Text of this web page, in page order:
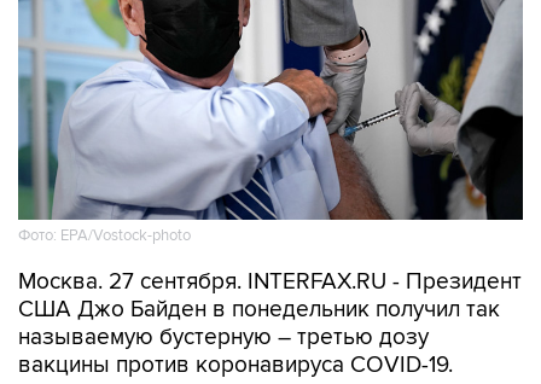
Фото: EPA/Vostock-photo
Москва. 27 сентября. INTERFAX.RU - Президент
США Джо Байден в понедельник получил так
называемую бустерную – третью дозу
вакцины против коронавируса COVID-19.